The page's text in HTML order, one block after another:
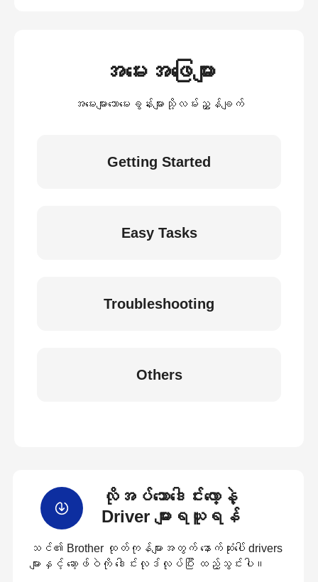
အမေးအဖြေများ
အမေးများသောမေးခွန်းများသို့လမ်းညွှန်ချက်
Getting Started
Easy Tasks
Troubleshooting
Others
လိုအပ်သောဒေါင်းလော့နဲ့
Driver များရယူရန်
သင်၏ Brother ထုတ်ကုန်များအတွက် နောက်ဆုံးပေါ် drivers
များနှင့် ဆော့ဖ်ဝဲကို ဒေါင်းလုဒ်လုပ်ပြီး ထည့်သွင်းပါ။